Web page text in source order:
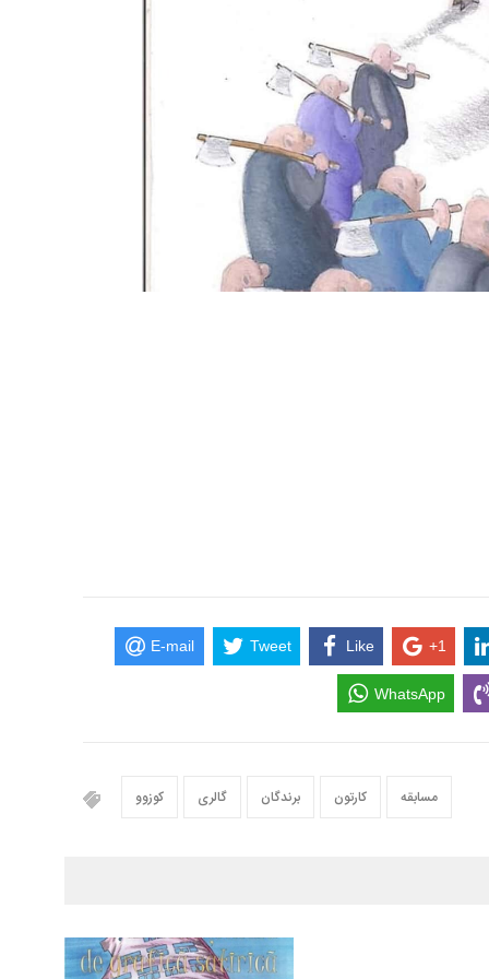
E-mail Tweet Like +1
WhatsApp
کوزوو گالری برندگان کارتون مسابقه